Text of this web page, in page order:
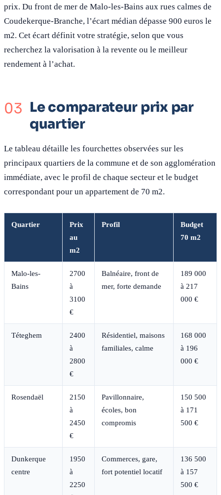
prix. Du front de mer de Malo-les-Bains aux rues calmes de
Coudekerque-Branche, l’écart médian dépasse 900 euros le
m2. Cet écart définit votre stratégie, selon que vous
recherchez la valorisation à la revente ou le meilleur
rendement à l’achat.
Le comparateur prix par
quartier
Le tableau détaille les fourchettes observées sur les
principaux quartiers de la commune et de son agglomération
immédiate, avec le profil de chaque secteur et le budget
correspondant pour un appartement de 70 m2.
Quartier
Prix
au
m2
Profil
Budget
70 m2
Malo-les-
Bains
2700
à
3100
€
Balnéaire, front de
mer, forte demande
189 000
à 217
000 €
Téteghem
2400
à
2800
€
Résidentiel, maisons
familiales, calme
168 000
à 196
000 €
Rosendaël
2150
à
2450
€
Pavillonnaire,
écoles, bon
compromis
150 500
à 171
500 €
Dunkerque
centre
1950
à
2250
Commerces, gare,
fort potentiel locatif
136 500
à 157
500 €